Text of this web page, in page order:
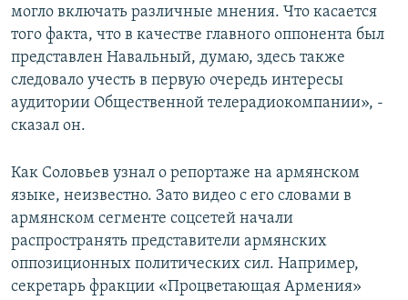
могло включать различные мнения. Что касается
того факта, что в качестве главного оппонента был
представлен Навальный, думаю, здесь также
следовало учесть в первую очередь интересы
аудитории Общественной телерадиокомпании», -
сказал он.
Как Соловьев узнал о репортаже на армянском
языке, неизвестно. Зато видео с его словами в
армянском сегменте соцсетей начали
распространять представители армянских
оппозиционных политических сил. Например,
секретарь фракции «Процветающая Армения»